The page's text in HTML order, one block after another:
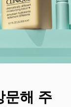
문해 주